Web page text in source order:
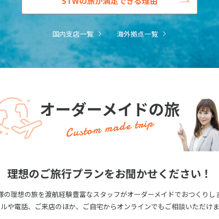
国内支店一覧 海外拠点一覧
オーダーメイドの旅
Custom made trip
理想のご旅行プランをお聞かせください！
の理想の旅を渡航経験豊富なスタッフがオーダーメイドでおつくりし
や電話、ご来店のほか、ご自宅からオンラインでもご相談いただけ